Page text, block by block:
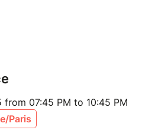
35 rue de Rivoli, Paris 4e
: 15 € à régler en ligne (chacun
25 € par personne)
en français
from 07:45 PM to 10:45 PM
Paris